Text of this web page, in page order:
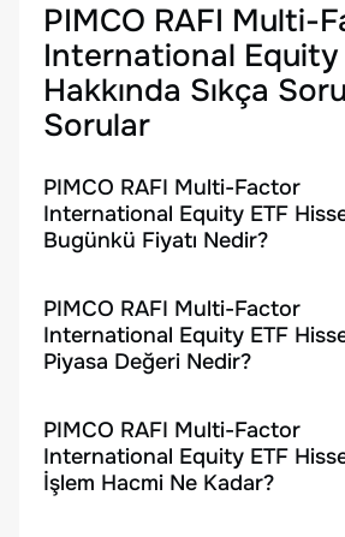
PIMCO RAFI Multi-
International Equity
Hakkında Sıkça
Sorular
PIMCO RAFI Multi-Factor
International Equity ETF
Bugünkü Fiyatı Nedir?
PIMCO RAFI Multi-Factor
International Equity ETF
Piyasa Değeri Nedir?
PIMCO RAFI Multi-Factor
International Equity ETF
İşlem Hacmi Ne Kadar?